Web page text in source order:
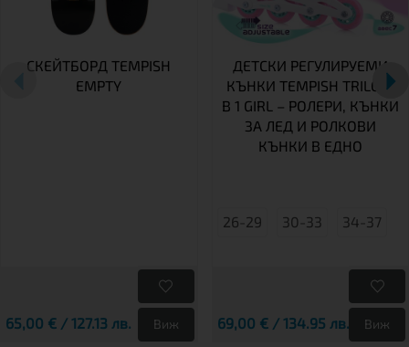
СКЕЙТБОРД TEMPISH
EMPTY
65,00 € / 127.13 лв. Виж
ДЕТСКИ РЕГУЛИРУЕМИ
КЪНКИ TEMPISH TRILO 4
В 1 GIRL – РОЛЕРИ, КЪНКИ
ЗА ЛЕД И РОЛКОВИ
КЪНКИ В ЕДНО
26-29 30-33 34-37
69,00 € / 134.95 лв. Виж